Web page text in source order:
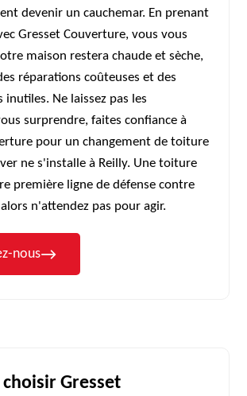
devenir un cauchemar. En prenant
Gresset Couverture, vous vous
maison restera chaude et sèche,
réparations coûteuses et des
inutiles. Ne laissez pas les
surprendre, faites confiance à
pour un changement de toiture
ne s'installe à Reilly. Une toiture
première ligne de défense contre
n'attendez pas pour agir.
nous
Gresset